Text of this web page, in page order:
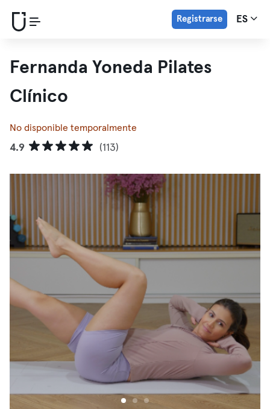
Registrarse ES
Fernanda Yoneda Pilates
Clínico
No disponible temporalmente
4.9 (113)